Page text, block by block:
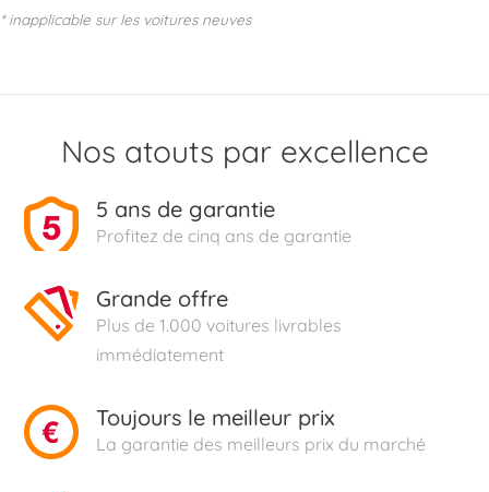
*inapplicable sur les voitures neuves
Nos atouts par excellence
5 ans de garantie
Profitez de cinq ans de garantie
Grande offre
Plus de 1.000 voitures livrables
immédiatement
Toujours le meilleur prix
La garantie des meilleurs prix du marché